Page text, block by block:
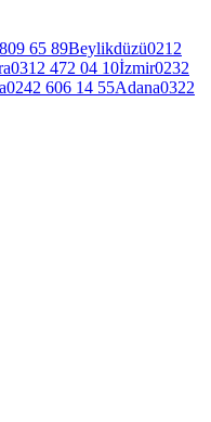
65 89Beylikdüzü0212
0312 472 04 10İzmir0232
0242 606 14 55Adana0322